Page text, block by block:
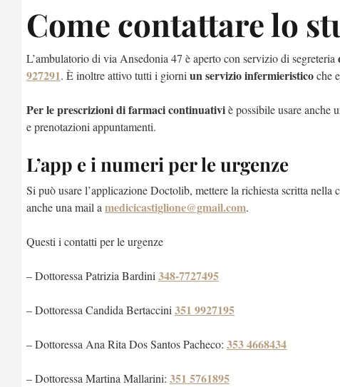
Come contattare lo
L’ambulatorio di via Ansedonia 47 è aperto con servizio di segreteria
927291. È inoltre attivo tutti i giorni un servizio infermieristicoche
Per le prescrizioni di farmaci continuativiè possibile usare anche
e prenotazioni appuntamenti.
L’app e i numeri per le urgenze
Si può usare l’applicazione Doctolib, mettere la richiesta scritta nella
anche una mail a medicicastiglione@gmail.com.
Questi i contatti per le urgenze
– Dottoressa Patrizia Bardini 348-7727495
– ⁠Dottoressa Candida Bertaccini 351 9927195
– ⁠Dottoressa Ana Rita Dos Santos Pacheco: 353 4668434
– ⁠Dottoressa Martina Mallarini: 351 5761895